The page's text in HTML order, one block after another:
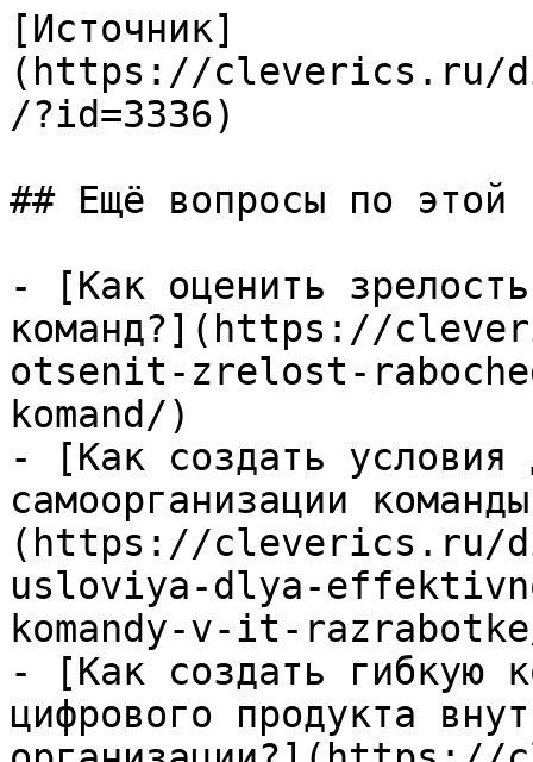
[Источник]
(https://cleverics.ru/
/?id=3336)
## Ещё вопросы по этой
- [Как оценить
команд?](https://
otsenit-zrelost-
komand/)
- [Как создать условия
самоорганизации
(https://cleverics.ru/
usloviya-dlya-
komandy-v-it-
- [Как создать гибкую
цифрового продукта